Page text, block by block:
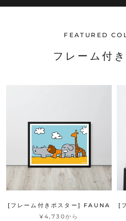
FEATURED
フレーム付
[フレーム付きポスター] FAUNA
¥4,730から
[